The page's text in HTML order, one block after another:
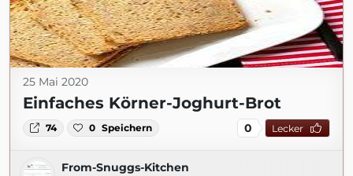
25 Mai 2020
Einfaches Körner-Joghurt-Brot
74 0 Speichern 0 Lecker
From-Snuggs-Kitchen